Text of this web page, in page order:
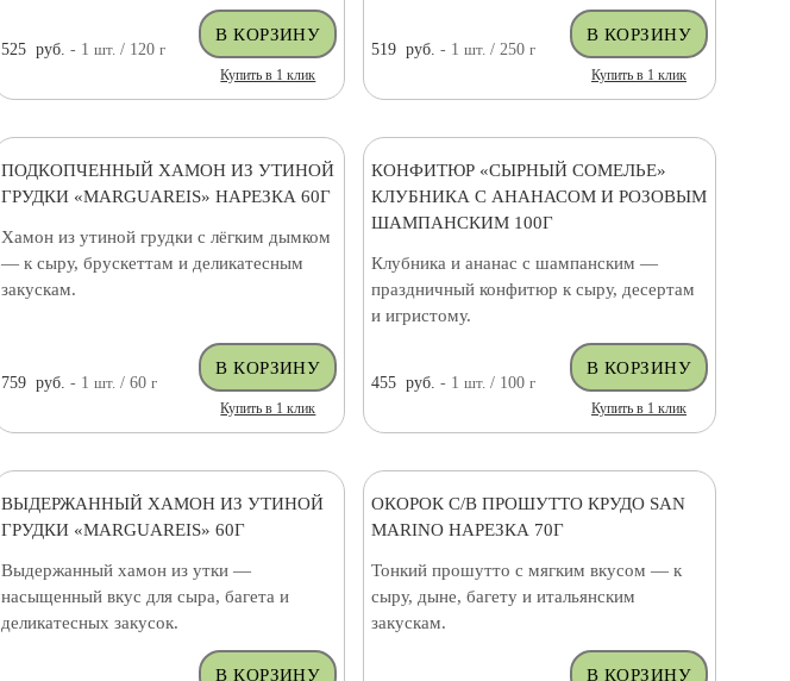
525 руб. - 1 шт./ 120 г
Купить в 1 клик
519 руб. - 1шт. / 250г
Купить в 1 клик
ПОДКОПЧЕННЫЙ ХАМОН ИЗ УТИНОЙ
ГРУДКИ «MARGUAREIS» НАРЕЗКА 60Г
Хамон из утиной грудки с лёгким дымком
— к сыру, брускеттам и деликатесным
закускам.
759 руб. - 1 шт./ 60 г
Купить в 1 клик
КОНФИТЮР «СЫРНЫЙ СОМЕЛЬЕ»
КЛУБНИКА С АНАНАСОМ И РОЗОВЫМ
ШАМПАНСКИМ 100Г
Клубника и ананас с шампанским —
праздничный конфитюр к сыру, десертам
и игристому.
455 руб. - 1шт. / 100г
Купить в 1 клик
ВЫДЕРЖАННЫЙ ХАМОН ИЗ УТИНОЙ
ГРУДКИ «MARGUAREIS» 60Г
Выдержанный хамон из утки —
насыщенный вкус для сыра, багета и
деликатесных закусок.
ОКОРОК С/В ПРОШУТТО КРУДО SAN
MARINO НАРЕЗКА 70Г
Тонкий прошутто с мягким вкусом — к
сыру, дыне, багету и итальянским
закускам.